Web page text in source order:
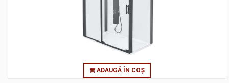
ADAUGĂ ÎN COȘ